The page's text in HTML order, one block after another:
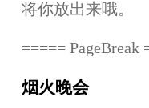
将你放出来哦。
===== PageBreak
烟火晚会